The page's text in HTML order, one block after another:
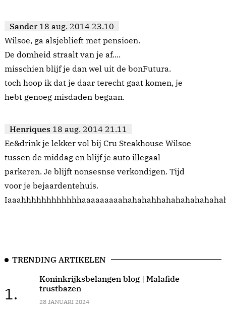
Sander 18 aug. 2014 23.10
Wilsoe, ga alsjeblieft met pensioen.
De domheid straalt van je af....
misschien blijf je dan wel uit de bonFutura.
toch hoop ik dat je daar terecht gaat komen, je
hebt genoeg misdaden begaan.
Henriques 18 aug. 2014 21.11
Ee&drink je lekker vol bij Cru Steakhouse Wilsoe
tussen de middag en blijf je auto illegaal
parkeren. Je blijft nonsesnse verkondigen. Tijd
voor je bejaardentehuis.
TRENDING ARTIKELEN
1.
Koninkrijksbelangen blog | Malafide
trustbazen
28 JANUARI 2024